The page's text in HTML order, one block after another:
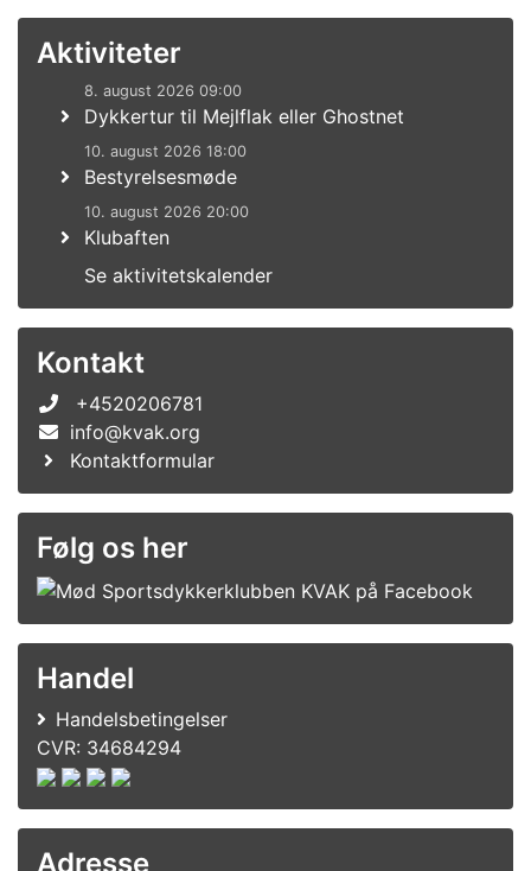
Aktiviteter
8. august 2026 09:00
Dykkertur til Mejlflak eller Ghostnet
10. august 2026 18:00
Bestyrelsesmøde
10. august 2026 20:00
Klubaften
Se aktivitetskalender
Kontakt
+4520206781
info@kvak.org
Kontaktformular
Følg os her
Handel
Handelsbetingelser
CVR: 34684294
Adresse